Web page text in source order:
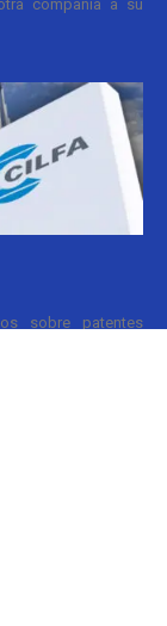
compañía a su
sobre patentes